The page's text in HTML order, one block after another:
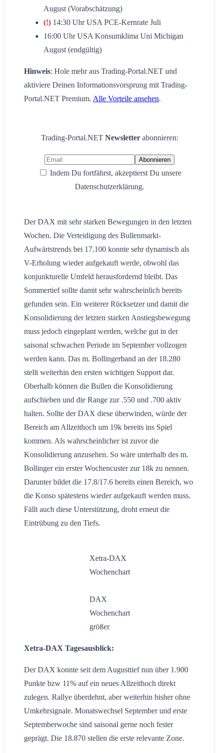
August (Vorabschätzung)
(!) 14:30 Uhr USA PCE-Kernrate Juli
16:00 Uhr USA Konsumklima Uni Michigan
August (endgültig)
Hinweis: Hole mehr aus Trading-Portal.NET und
aktiviere Deinen Informationsvorsprung mit Trading-
Portal.NET Premium. Alle Vorteile ansehen.
Trading-Portal.NET Newsletter abonnieren:
Indem Du fortfährst, akzeptierst Du unsere
Datenschutzerklärung.
Der DAX mit sehr starken Bewegungen in den letzten
Wochen. Die Verteidigung des Bullenmarkt-
Aufwärtstrends bei 17.100 konnte sehr dynamisch als
V-Erholung wieder aufgekauft werde, obwohl das
konjunkturelle Umfeld herausfordernd bleibt. Das
Sommertief sollte damit sehr wahrscheinlich bereits
gefunden sein. Ein weiterer Rücksetzer und damit die
Konsolidierung der letzten starken Anstiegsbewegung
muss jedoch eingeplant werden, welche gut in der
saisonal schwachen Periode im September vollzogen
werden kann. Das m. Bollingerband an der 18.280
stellt weiterhin den ersten wichtigen Support dar.
Oberhalb können die Bullen die Konsolidierung
aufschieben und die Range zur .550 und .700 aktiv
halten. Sollte der DAX diese überwinden, würde der
Bereich am Allzeithoch um 19k bereits ins Spiel
kommen. Als wahrscheinlicher ist zuvor die
Konsolidierung anzusehen. So wäre unterhalb des m.
Bollinger ein erster Wochencuster zur 18k zu nennen.
Darunter bildet die 17.8/17.6 bereits einen Bereich, wo
die Konso spätestens wieder aufgekauft werden muss.
Fällt auch diese Unterstützung, droht erneut die
Eintrübung zu den Tiefs.
Xetra-DAX
Wochenchart
DAX
Wochenchart
größer
Xetra-DAX Tagesausblick:
Der DAX konnte seit dem Augusttief nun über 1.900
Punkte bzw 11% auf ein neues Allzeithoch direkt
zulegen. Rallye überdehnt, aber weiterhin bisher ohne
Umkehrsignale. Monatswechsel September und erste
Septemberwoche sind saisonal gerne noch fester
geprägt. Die 18.870 stellen die erste relevante Zone.